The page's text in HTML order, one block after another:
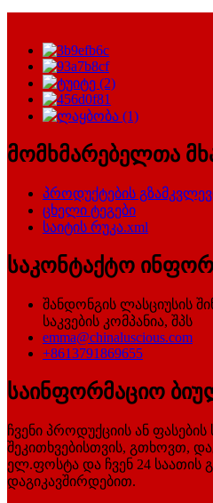
მომხმარებელთა
პროდუქტების
ცხელი ტეგები
საიტის რუკა.xml
საკონტაქტო
შანდონგის ლასციუსის
საკვების კომპანია, შპს
emma@chinaluscious.com
+8613791869655
საინფორმაციო
ჩვენი პროდუქციის ან ფასების
შეკითხვებისთვის, გთხოვთ,
ელ.ფოსტა და ჩვენ 24 საათის
დაგიკავშირდებით.